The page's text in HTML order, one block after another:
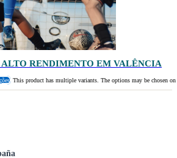
RENDIMENTO EM VALÊNCIA
This product has multiple variants. The options may be chosen on